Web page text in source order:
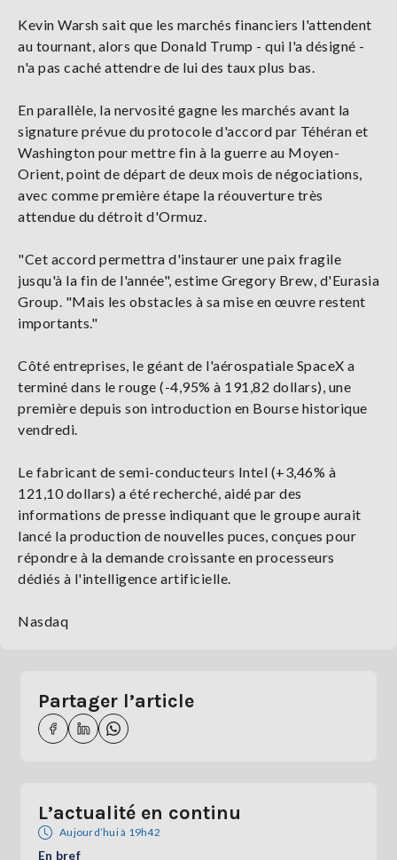
Kevin Warsh sait que les marchés financiers l'attendent
au tournant, alors que Donald Trump - qui l'a désigné -
n'a pas caché attendre de lui des taux plus bas.
En parallèle, la nervosité gagne les marchés avant la
signature prévue du protocole d'accord par Téhéran et
Washington pour mettre fin à la guerre au Moyen-
Orient, point de départ de deux mois de négociations,
avec comme première étape la réouverture très
attendue du détroit d'Ormuz.
"Cet accord permettra d'instaurer une paix fragile
jusqu'à la fin de l'année", estime Gregory Brew, d'Eurasia
Group. "Mais les obstacles à sa mise en œuvre restent
importants."
Côté entreprises, le géant de l'aérospatiale SpaceX a
terminé dans le rouge (-4,95% à 191,82 dollars), une
première depuis son introduction en Bourse historique
vendredi.
Le fabricant de semi-conducteurs Intel (+3,46% à
121,10 dollars) a été recherché, aidé par des
informations de presse indiquant que le groupe aurait
lancé la production de nouvelles puces, conçues pour
répondre à la demande croissante en processeurs
dédiés à l'intelligence artificielle.
Nasdaq
Partager l’article
L’actualité en continu
Aujourd’hui à 19h42
En bref